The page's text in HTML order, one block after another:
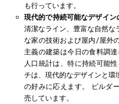
も行っています。
現代的で持続可能なデザイ
清潔なライン、豊富な自然な
な家の技術および屋内/屋外
主義の建築は今日の食料調
人口統計は、特に持続可能
チは、現代的なデザインと
の好みに応えます。 ビルダ
売しています。